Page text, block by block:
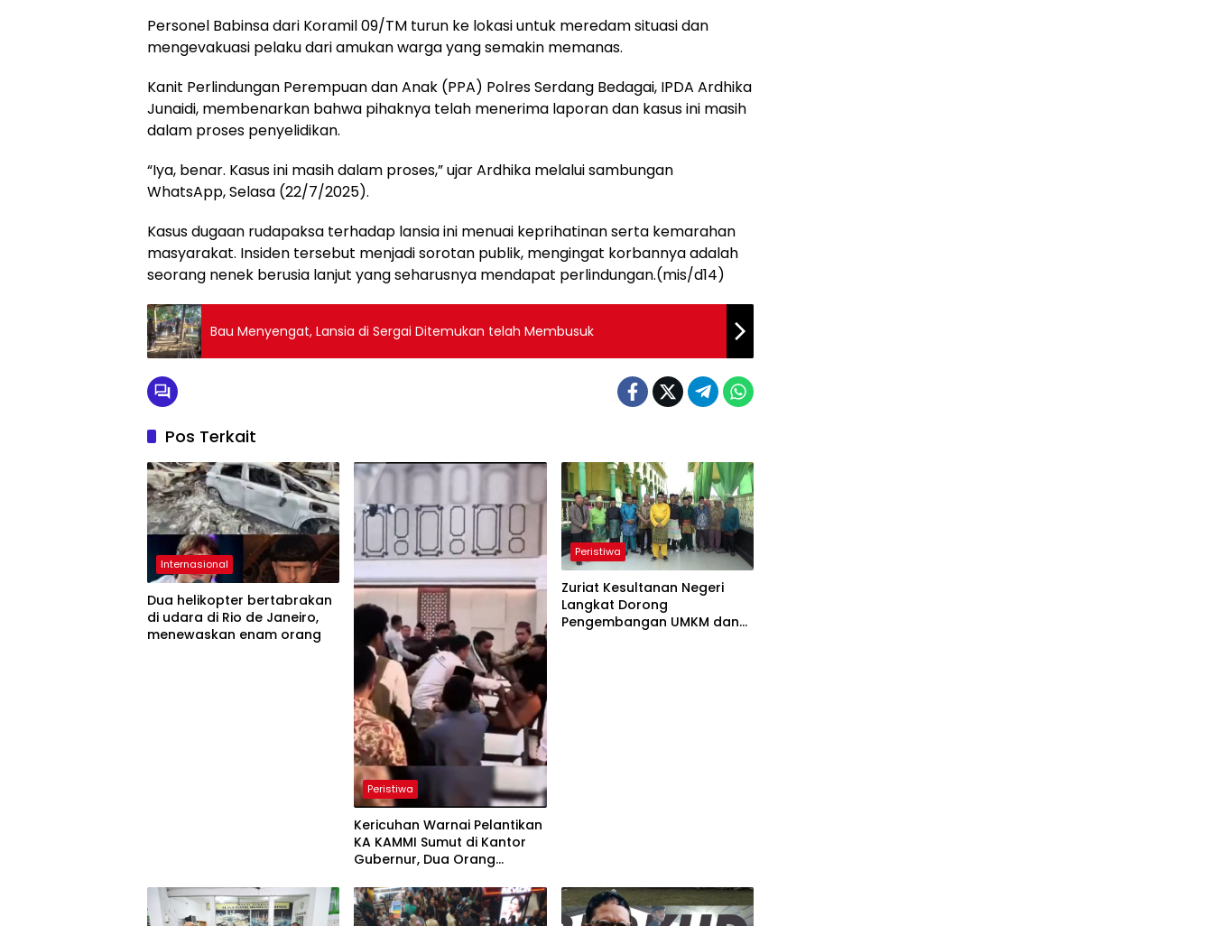
Personel Babinsa dari Koramil 09/TM turun ke lokasi untuk meredam situasi dan
mengevakuasi pelaku dari amukan warga yang semakin memanas.
Kanit Perlindungan Perempuan dan Anak (PPA) Polres Serdang Bedagai, IPDA Ardhika
Junaidi, membenarkan bahwa pihaknya telah menerima laporan dan kasus ini masih
dalam proses penyelidikan.
“Iya, benar. Kasus ini masih dalam proses,” ujar Ardhika melalui sambungan
WhatsApp, Selasa (22/7/2025).
Kasus dugaan rudapaksa terhadap lansia ini menuai keprihatinan serta kemarahan
masyarakat. Insiden tersebut menjadi sorotan publik, mengingat korbannya adalah
seorang nenek berusia lanjut yang seharusnya mendapat perlindungan.(mis/d14)
Bau Menyengat, Lansia di Sergai Ditemukan telah Membusuk
Pos Terkait
Internasional
Dua helikopter bertabrakan
di udara di Rio de Janeiro,
menewaskan enam orang
Peristiwa
Kericuhan Warnai Pelantikan
KA KAMMI Sumut di Kantor
Gubernur, Dua Orang
Peristiwa
Zuriat Kesultanan Negeri
Langkat Dorong
Pengembangan UMKM dan